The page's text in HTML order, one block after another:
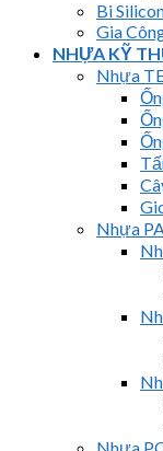
Bi
Gia
NHỰA KỸ
Nhựa
Nhựa